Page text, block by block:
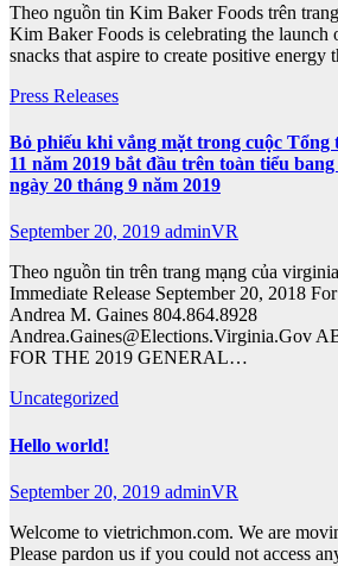
Theo nguồn tin Kim Baker Foods trên
Kim Baker Foods is celebrating the
snacks that aspire to create positive
Press Releases
Bỏ phiếu khi vắng mặt trong cuộc Tổng
11 năm 2019 bắt đầu trên toàn tiểu
ngày 20 tháng 9 năm 2019
September 20, 2019 adminVR
Theo nguồn tin trên trang mạng của
Immediate Release September 20, 2018
Andrea M. Gaines 804.864.8928
Andrea.Gaines@Elections.Virginia.Gov
FOR THE 2019 GENERAL…
Uncategorized
Hello world!
September 20, 2019 adminVR
Welcome to vietrichmon.com. We are
Please pardon us if you could not access